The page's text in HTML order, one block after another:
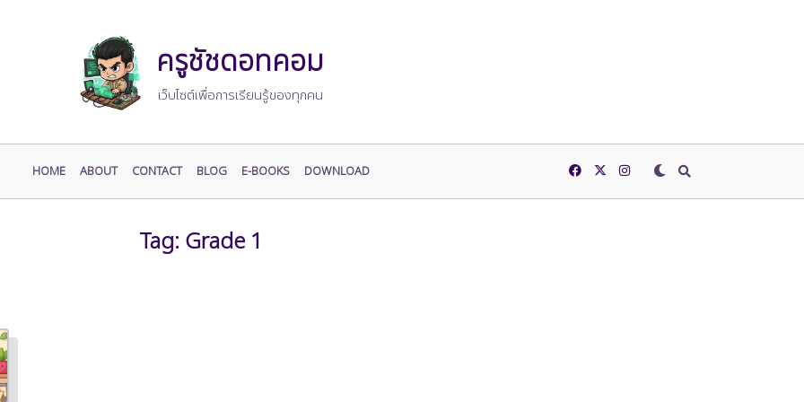
ครูชัชดอทคอม
เว็บไซต์เพื่อการเรียนรู้ของทุกคน
HOME ABOUT CONTACT BLOG E-BOOKS DOWNLOAD
Tag: Grade 1